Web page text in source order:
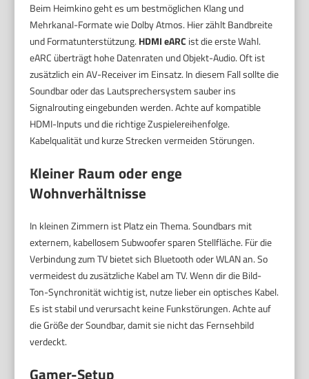
Beim Heimkino geht es um bestmöglichen Klang und
Mehrkanal-Formate wie Dolby Atmos. Hier zählt Bandbreite
und Formatunterstützung. HDMI eARC ist die erste Wahl.
eARC überträgt hohe Datenraten und Objekt-Audio. Oft ist
zusätzlich ein AV-Receiver im Einsatz. In diesem Fall sollte die
Soundbar oder das Lautsprechersystem sauber ins
Signalrouting eingebunden werden. Achte auf kompatible
HDMI-Inputs und die richtige Zuspielereihenfolge.
Kabelqualität und kurze Strecken vermeiden Störungen.
Kleiner Raum oder enge
Wohnverhältnisse
In kleinen Zimmern ist Platz ein Thema. Soundbars mit
externem, kabellosem Subwoofer sparen Stellfläche. Für die
Verbindung zum TV bietet sich Bluetooth oder WLAN an. So
vermeidest du zusätzliche Kabel am TV. Wenn dir die Bild-
Ton-Synchronität wichtig ist, nutze lieber ein optisches Kabel.
Es ist stabil und verursacht keine Funkstörungen. Achte auf
die Größe der Soundbar, damit sie nicht das Fernsehbild
verdeckt.
Gamer-Setup